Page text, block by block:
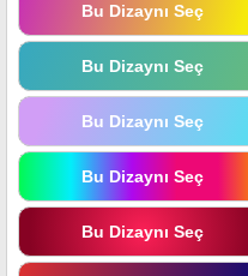
Bu Dizaynı Seç
Bu Dizaynı Seç
Bu Dizaynı Seç
Bu Dizaynı Seç
Bu Dizaynı Seç